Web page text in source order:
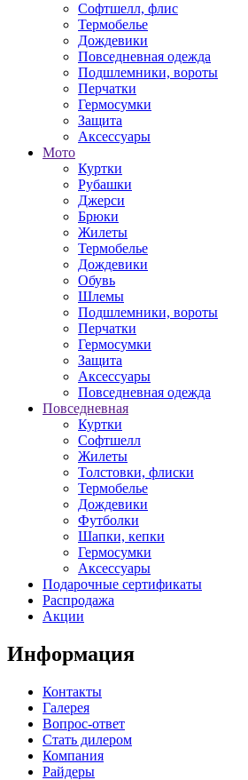
Софтшелл, флис
Термобелье
Дождевики
Повседневная одежда
Подшлемники, вороты
Перчатки
Гермосумки
Защита
Аксессуары
Мото
Куртки
Рубашки
Джерси
Брюки
Жилеты
Термобелье
Дождевики
Обувь
Шлемы
Подшлемники, вороты
Перчатки
Гермосумки
Защита
Аксессуары
Повседневная одежда
Повседневная
Куртки
Софтшелл
Жилеты
Толстовки, флиски
Термобелье
Дождевики
Футболки
Шапки, кепки
Гермосумки
Аксессуары
Подарочные сертификаты
Распродажа
Акции
Информация
Контакты
Галерея
Вопрос-ответ
Стать дилером
Компания
Райдеры